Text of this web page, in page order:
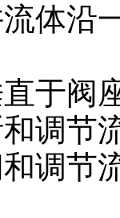
体沿
于阀
调节
调节